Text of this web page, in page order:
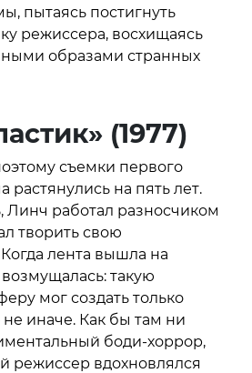
пытаясь постигнуть
режиссера, восхищаясь
образами странных
(1977)
съемки первого
растянулись на пять лет.
Линч работал разносчиком
творить свою
лента вышла на
такую
мог создать только
иначе. Как бы там ни
боди-хоррор,
режиссер вдохновлялся